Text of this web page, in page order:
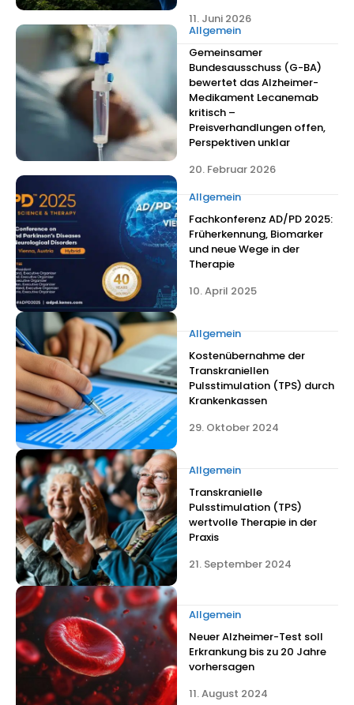
11. Juni 2026
Allgemein
Gemeinsamer
Bundesausschuss (G-BA)
bewertet das Alzheimer-
Medikament Lecanemab
kritisch –
Preisverhandlungen offen,
Perspektiven unklar
20. Februar 2026
Allgemein
Fachkonferenz AD/PD 2025:
Früherkennung, Biomarker
und neue Wege in der
Therapie
10. April 2025
Allgemein
Kostenübernahme der
Transkraniellen
Pulsstimulation (TPS) durch
Krankenkassen
29. Oktober 2024
Allgemein
Transkranielle
Pulsstimulation (TPS)
wertvolle Therapie in der
Praxis
21. September 2024
Allgemein
Neuer Alzheimer-Test soll
Erkrankung bis zu 20 Jahre
vorhersagen
11. August 2024